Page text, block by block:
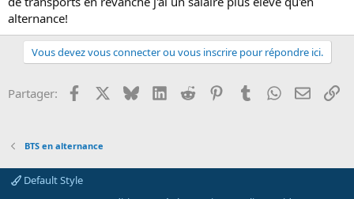
alternance!
Vous devez vous connecter ou vous inscrire pour répondre ici.
Partager: Facebook BlueskyLinkedInReddit PinterestTumblrWhatsApp
Email
BTS en alternance
Default Style